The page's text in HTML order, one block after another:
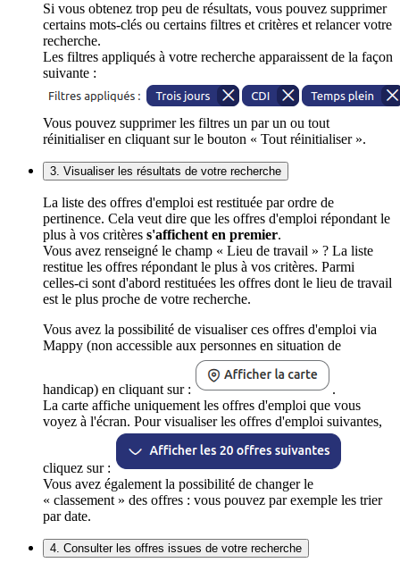
Si vous obtenez trop peu de résultats, vous pouvez supprimer
certains mots-clés ou certains filtres et critères et relancer votre
recherche.
Les filtres appliqués à votre recherche apparaissent de la façon
suivante :
Vous pouvez supprimer les filtres un par un ou tout
réinitialiser en cliquant sur le bouton « Tout réinitialiser ».
3. Visualiser les résultats de votre recherche
La liste des offres d'emploi est restituée par ordre de
pertinence. Cela veut dire que les offres d'emploi répondant le
plus à vos critères s'affichent en premier.
Vous avez renseigné le champ « Lieu de travail » ? La liste
restitue les offres répondant le plus à vos critères. Parmi
celles-ci sont d'abord restituées les offres dont le lieu de travail
est le plus proche de votre recherche.
Vous avez la possibilité de visualiser ces offres d'emploi via
Mappy (non accessible aux personnes en situation de
handicap) en cliquant sur :
.
La carte affiche uniquement les offres d'emploi que vous
voyez à l'écran. Pour visualiser les offres d'emploi suivantes,
cliquez sur :
Vous avez également la possibilité de changer le
« classement » des offres : vous pouvez par exemple les trier
par date.
4. Consulter les offres issues de votre recherche